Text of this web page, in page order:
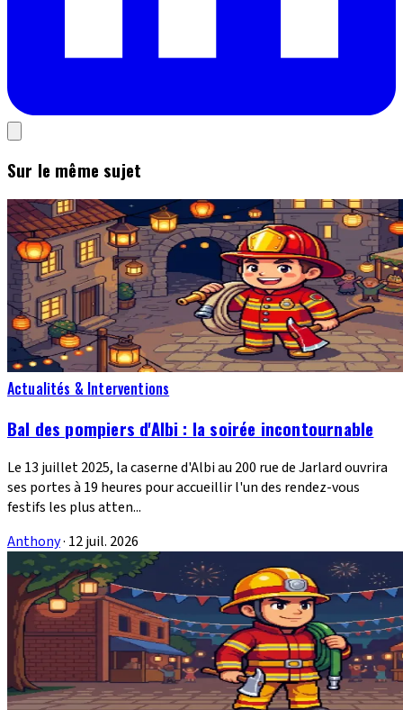
Sur le même sujet
Actualités & Interventions
Bal des pompiers d'Albi : la soirée incontournable
Le 13 juillet 2025, la caserne d'Albi au 200 rue de Jarlard ouvrira
ses portes à 19 heures pour accueillir l'un des rendez-vous
festifs les plus atten...
Anthony· 12 juil. 2026